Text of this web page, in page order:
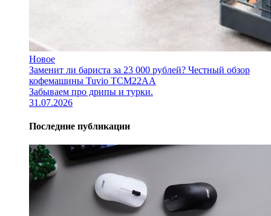
Новое
Заменит ли бариста за 23 000 рублей? Честный обзор
кофемашины Tuvio TCM22AA
Забываем про дрипы и турки.
31.07.2026
Последние публикации